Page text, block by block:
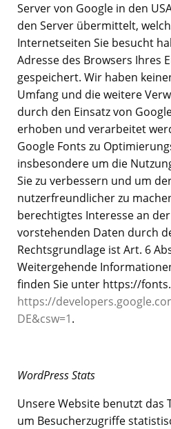
Server von Google in den
den Server übermittelt,
Internetseiten Sie besucht
Adresse des Browsers Ihres
gespeichert. Wir haben
Umfang und die weitere
durch den Einsatz von
erhoben und verarbeitet
Google Fonts zu
insbesondere um die
Sie zu verbessern und um
nutzerfreundlicher zu
berechtigtes Interesse an
vorstehenden Daten durch
Rechtsgrundlage ist Art. 6
Weitergehende
finden Sie unter https://
https://
DE&csw=1.
WordPress Stats
Unsere Website benutzt das
um Besucherzugriffe